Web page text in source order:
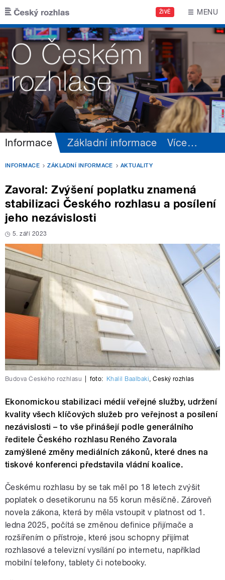
Přejít k hlavnímu obsahu
ŽIVĚ MENU
Informace Základní informace Více…
INFORMACE ZÁKLADNÍ INFORMACE AKTUALITY
Zavoral: Zvýšení poplatku znamená
stabilizaci Českého rozhlasu a posílení
jeho nezávislosti
5. září 2023
Budova Českého rozhlasu foto: Khalil Baalbaki ,Český rozhlas
Ekonomickou stabilizaci médií veřejné služby, udržení
kvality všech klíčových služeb pro veřejnost a posílení
nezávislosti – to vše přinášejí podle generálního
ředitele Českého rozhlasu Reného Zavorala
zamýšlené změny mediálních zákonů, které dnes na
tiskové konferenci představila vládní koalice.
Českému rozhlasu by se tak měl po 18 letech zvýšit
poplatek o desetikorunu na 55 korun měsíčně. Zároveň
novela zákona, která by měla vstoupit v platnost od 1.
ledna 2025, počítá se změnou definice přijímače a
rozšířením o přístroje, které jsou schopny přijímat
rozhlasové a televizní vysílání po internetu, například
mobilní telefony, tablety či notebooky.